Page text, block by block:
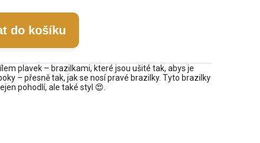
do košíku
plavek – brazilkami, které jsou ušité tak, abys je
– přesně tak, jak se nosí pravé brazilky. Tyto brazilky
pohodlí, ale také styl 😍.